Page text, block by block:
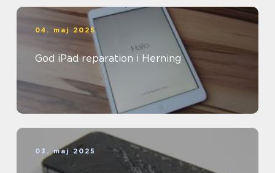
04. maj 2025
God iPad reparation i Herning
03. maj 2025